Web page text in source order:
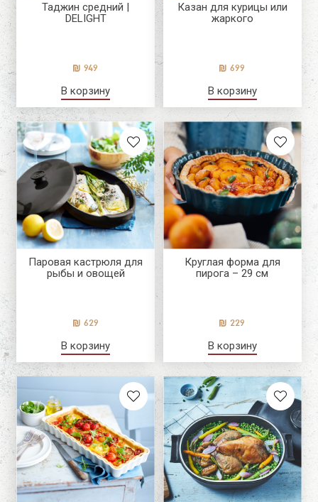
Таджин средний |
DELIGHT
949
В корзину
Казан для курицы или
жаркого
699
В корзину
Паровая кастрюля для
рыбы и овощей
629
В корзину
Круглая форма для
пирога – 29 см
229
В корзину